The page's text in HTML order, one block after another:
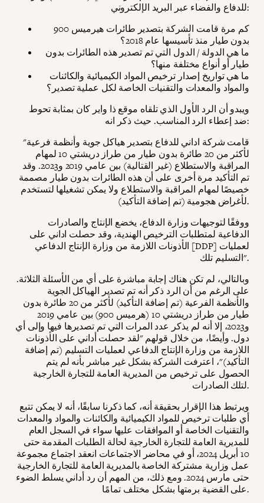
للدفاع والفضاء عبر البريد الإلكتروني:
كم مرة قامت الشركة بتصدير طائرات هيرميس 900
بدون طيار منذ تأسيسها عام 2018؟
ما هي الدولة / الدول التي تم تصدير هذه الطائرات بدون
طيار أو أنواع مختلفة منها؟
ما هي تواريخ إصدار ترخيص المواد الكيميائية والكائنات
والمواد والمعدات والتقنيات الخاصة لكل عملية تصدير؟
ويبدو أن الرد الأول الذي تلقاه موقع ذا واير كان بمثابة تحوط
ضد إعطاء الرد المناسب. حيث ذكر انه:
"قامت شركة اداني للدفاع بتصدير هياكل جوية وأنظمة فرعية
لأكثر من 20 طائرة بدون طيار من طراز دريشتي 10 لمهام
المراقبة والاستطلاع (غير القتالية) بين عامي 2019 و2023. وقد
تم التأكيد مرة أخرى على أن هذه الطائرات بدون طيار مصممة
خصيصًا لمهام المراقبة والاستطلاع ولا يمكن تشغيلها لتستخدم
لأغراض هجومية (تم إضافة التأكيد).
ووفقًا لتوجيهات وزارة الدفاع، يخضع الإنتاج والصادرات
الدفاعية لمتطلبات الترخيص الهندية، وقد حصلت اداني على
الأذونات اللازمة من وزارة الإنتاج الدفاعي [DDP] لعمليات
التسليم تلك".
وبالتالي، لم تكن هناك إجابة مباشرة على أي من الأسئلة الثلاثة.
على الرغم من أن الرد ذكر أنه تم تصدير الهياكل الجوية
والأنظمة الفرعية (تم إضافة التأكيد) لأكثر من 20 طائرة بدون
طيار من طراز دريشتي 10 (هرميس 900) بين عامي 2019
و2023، إلا أنه لم يذكر عدد المرات التي تم تصديرها فيها وإلى أي
دول. وأيضًا، من خلال قولهم "لقد حصلت أداني على الأذونات
اللازمة من وزارة الإنتاج الدفاعي لعمليات التسليم (تم إضافة
التأكيد)"، اعترفت الشركة بشكل غير مباشر بأنه لم يتم
الحصول على ترخيص من المديرية العامة للتجارة الخارجية
لتلك الصادرات.
ويرتبط هذا الإقرار بحقيقة أنه، كما ذكرنا سابقًا، أنه لا يمكن تتبع
أي طلبات ترخيص للمواد الكيميائية والكائنات والمواد والمعدات
والتقنيات الخاصة أو الموافقات عليها سواء في السجل العام
للمديرية العامة للتجارة الخارجية لحالة الطلبات المقدمة حتى
10 أبريل 2024، أو في محاضر الاجتماعات انعقد اجتماع مجموعة
عمل وزارية مشتركة الخاصة بالمديرية العامة للتجارة الخارجية
حتى مارس 2024. ومع ذلك، من المهم أن رد أداني يسلط الضوء
على القضية برمتها بشكل مختلف تمامًا.